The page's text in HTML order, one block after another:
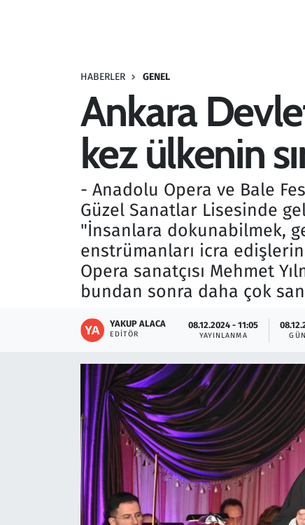
HABERLER GENEL
Ankara
kez ülkenin
- Anadolu Opera ve Bale
Güzel Sanatlar Lisesinde
"İnsanlara dokunabilmek,
enstrümanları icra
Opera sanatçısı Mehmet
bundan sonra daha çok
YAKUP ALACA
EDITÖR
08.12.2024 - 11:05
YAYINLANMA
Savunma Sanayi
Teknoloji ve Bilim
Televizyon